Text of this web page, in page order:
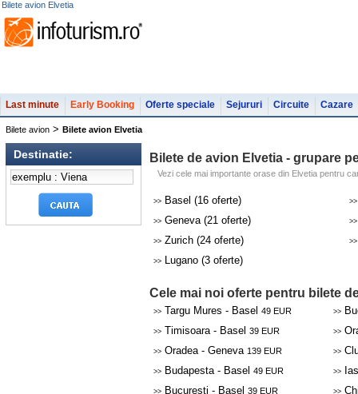
Bilete avion Elvetia
Last minute Early Booking Oferte speciale Sejururi Circuite Cazare
Bilete avion > Bilete avion Elvetia
Destinatie: Bilete de avion Elvetia - grupare
Vezi cele mai importante orase din Elvetia pentru
>> Basel (16 oferte) >>
>> Geneva (21 oferte) >>
>> Zurich (24 oferte) >>
>> Lugano (3 oferte)
Cele mai noi oferte pentru bilete
>> Targu Mures - Basel 49 EUR >>
>> Timisoara - Basel 39 EUR >>
>> Oradea - Geneva 139 EUR >>
>> Budapesta - Basel 49 EUR >>
>> Bucuresti - Basel 39 EUR >>